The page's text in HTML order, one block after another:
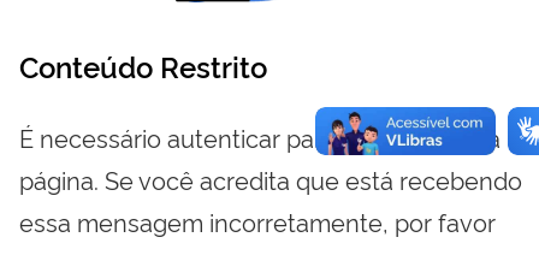
Conteúdo Restrito
É necessário autenticar para visualizar essa
página. Se você acredita que está recebendo
essa mensagem incorretamente, por favor